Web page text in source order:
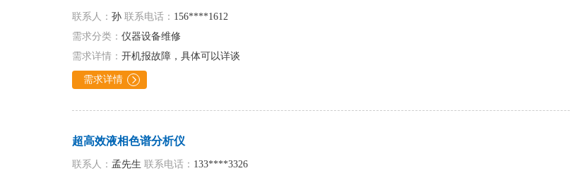
联系人： 孙 联系电话： 156****1612
需求分类： 仪器设备维修
需求详情： 开机报故障，具体可以详谈
需求详情 
超高效液相色谱分析仪
联系人： 孟先生 联系电话： 133****3326